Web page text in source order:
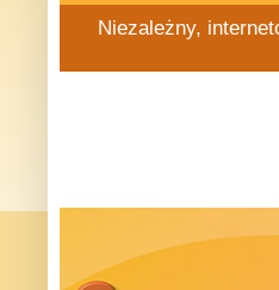
Niezależny,